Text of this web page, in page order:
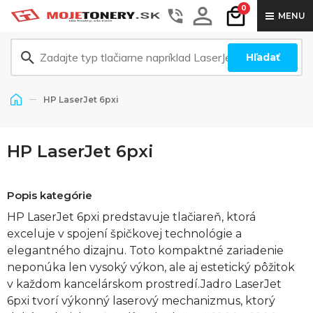
0
MENU
Hľadať
HP LaserJet 6pxi
HP LaserJet 6pxi
Popis kategórie
HP LaserJet 6pxi predstavuje tlačiareň, ktorá
exceluje v spojení špičkovej technológie a
elegantného dizajnu. Toto kompaktné zariadenie
neponúka len vysoký výkon, ale aj estetický pôžitok
v každom kancelárskom prostredí.Jadro LaserJet
6pxi tvorí výkonný laserový mechanizmus, ktorý